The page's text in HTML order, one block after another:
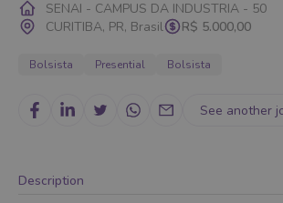
SENAI - CAMPUS DA INDUSTRIA - 50
CURITIBA, PR, Brasil
R$ 5.000,00
Bolsista Presential Bolsista
See another
Description